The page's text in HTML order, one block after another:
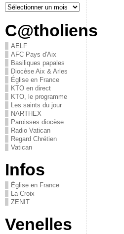
C@tholiens
AELF
AFC Pays d'Aix
Basiliques papales
Diocèse Aix & Arles
Église en France
KTO en direct
KTO, le programme
Les saints du jour
NARTHEX
Paroisses diocèse
Radio Vatican
Regard Chrétien
Vatican
Infos
Église en France
La-Croix
ZENIT
Venelles